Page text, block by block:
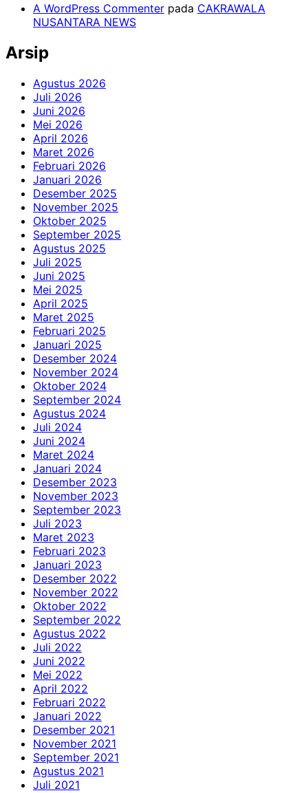
A WordPress Commenter pada CAKRAWALA
NUSANTARA NEWS
Arsip
Agustus 2026
Juli 2026
Juni 2026
Mei 2026
April 2026
Maret 2026
Februari 2026
Januari 2026
Desember 2025
November 2025
Oktober 2025
September 2025
Agustus 2025
Juli 2025
Juni 2025
Mei 2025
April 2025
Maret 2025
Februari 2025
Januari 2025
Desember 2024
November 2024
Oktober 2024
September 2024
Agustus 2024
Juli 2024
Juni 2024
Maret 2024
Januari 2024
Desember 2023
November 2023
September 2023
Juli 2023
Maret 2023
Februari 2023
Januari 2023
Desember 2022
November 2022
Oktober 2022
September 2022
Agustus 2022
Juli 2022
Juni 2022
Mei 2022
April 2022
Februari 2022
Januari 2022
Desember 2021
November 2021
September 2021
Agustus 2021
Juli 2021